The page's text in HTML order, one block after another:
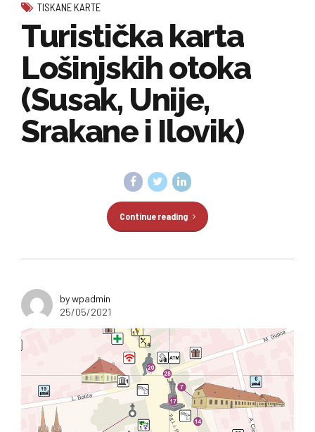
TISKANE KARTE
Turistička karta
Lošinjskih otoka
(Susak, Unije,
Srakane i Ilovik)
Continue reading
by wpadmin
25/05/2021